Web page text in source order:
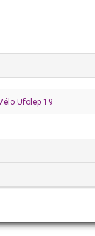
Ufolep 19